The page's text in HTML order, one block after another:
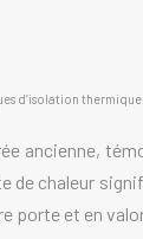
d’isolation
ancienne,
de chaleur
porte et en